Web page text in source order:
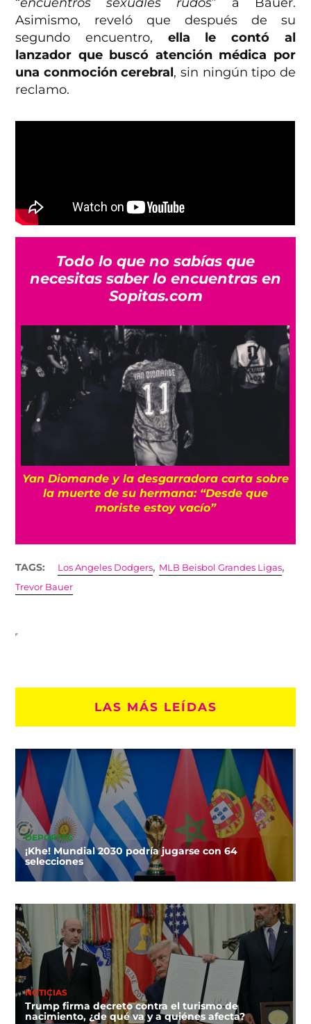
Asimismo, reveló que después de su
segundo encuentro, ella le contó al
lanzador que buscó atención médica por
una conmoción cerebral, sin ningún tipo de
reclamo.
Todo lo que no sabías que
necesitas saber lo encuentras en
Sopitas.com
Yan Diomande y la desgarradora carta sobre
la muerte de su hermana: “Desde que
moriste estoy vacío”
TAGS: Los Angeles Dodgers, MLB Beisbol Grandes Ligas,
Trevor Bauer
LAS MÁS LEÍDAS
DEPORTES
¡Khe! Mundial 2030 podría jugarse con 64
selecciones
NOTICIAS
Trump firma decreto contra el turismo de
nacimiento, ¿de qué va y a quiénes afecta?